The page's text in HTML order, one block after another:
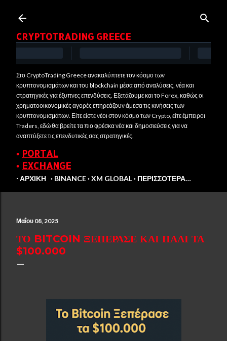
CRYPTOTRADING GREECE
Στο CryptoTrading Greece ανακαλύπτετε τον κόσμο των
κρυπτονομισμάτων και του blockchain μέσα από αναλύσεις, νέα και
στρατηγικές για έξυπνες επενδύσεις. Εξετάζουμε και το Forex, καθώς οι
χρηματοοικονομικές αγορές επηρεάζουν άμεσα τις κινήσεις των
κρυπτονομισμάτων. Είτε είστε νέοι στον κόσμο των Crypto, είτε έμπειροι
Traders, εδώ θα βρείτε τα πιο φρέσκα νέα και δημοσιεύσεις για να
αναπτύξετε τις επενδυτικές σας στρατηγικές.
• PORTAL
• EXCHANGE
∙ ΑΡΧΙΚΉ BINANCE XM GLOBAL ΠΕΡΙΣΣΌΤΕΡΑ…
Μαΐου 08, 2025
ΤΟ BITCOIN ΞΕΠΈΡΑΣΕ ΚΑΙ ΠΆΛΙ ΤΑ
$100.000